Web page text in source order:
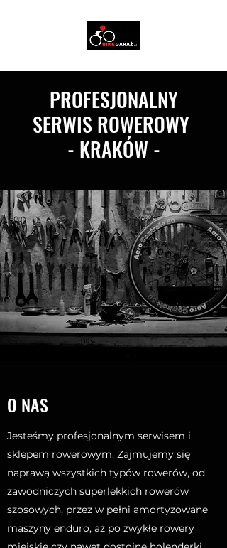
PROFESJONALNY
SERWIS ROWEROWY
- KRAKÓW -
O NAS
Jesteśmy profesjonalnym serwisem i
sklepem rowerowym. Zajmujemy się
naprawą wszystkich typów rowerów, od
zawodniczych superlekkich rowerów
szosowych, przez w pełni amortyzowane
maszyny enduro, aż po zwykłe rowery